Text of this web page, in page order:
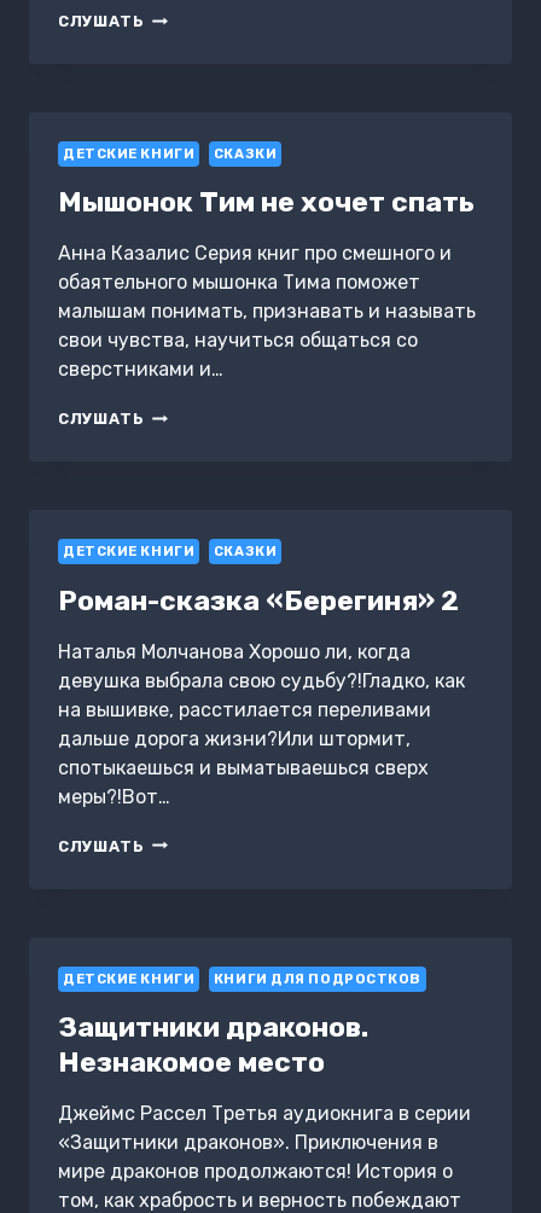
СЛУШАТЬ РУБИНИЯ
РОДА
ЭЛЬФОВ.
ВОЛШЕБНОГО
ДЕТСКИЕ КНИГИ СКАЗКИ
Мышонок Тим не хочет спать
Анна Казалис Серия книг про смешного и
обаятельного мышонка Тима поможет
малышам понимать, признавать и называть
свои чувства, научиться общаться со
сверстниками и…
СЛУШАТЬ МЫШОНОК
ДЕТСКИЕ КНИГИ СКАЗКИ
Роман-сказка «Берегиня» 2
Наталья Молчанова Хорошо ли, когда
девушка выбрала свою судьбу?!Гладко, как
на вышивке, расстилается переливами
дальше дорога жизни?Или штормит,
спотыкаешься и выматываешься сверх
меры?!Вот…
СЛУШАТЬ РОМАН-
ДЕТСКИЕ КНИГИ КНИГИ ДЛЯ ПОДРОСТКОВ
Защитники драконов.
Незнакомое место
Джеймс Рассел Третья аудиокнига в серии
«Защитники драконов». Приключения в
мире драконов продолжаются! История о
том, как храбрость и верность побеждают